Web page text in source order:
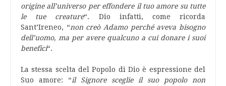
origine all’universo per effondere il tuo amore su tutte
le tue creature“. Dio infatti, come ricorda
Sant’Ireneo, “non creò Adamo perché aveva bisogno
dell’uomo, ma per avere qualcuno a cui donare i suoi
benefici“.
La stessa scelta del Popolo di Dio è espressione del
Suo amore: “il Signore sceglie il suo popolo non